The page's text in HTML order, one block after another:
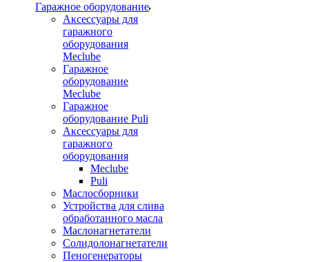
Гаражное оборудование
Аксессуары для
гаражного
оборудования
Meclube
Гаражное
оборудование
Meclube
Гаражное
оборудование Puli
Аксессуары для
гаражного
оборудования
Meclube
Puli
Маслосборники
Устройства для слива
обработанного масла
Маслонагнетатели
Солидолонагнетатели
Пеногенераторы